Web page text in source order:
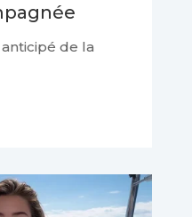
anticipé de la